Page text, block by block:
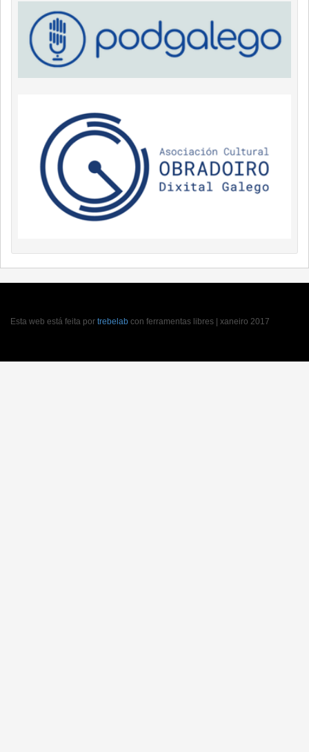
Esta web está feita por trebelab con ferramentas libres | xaneiro 2017